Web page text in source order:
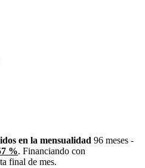
en la mensualidad 96 meses -
%. Financiando con
final de mes.